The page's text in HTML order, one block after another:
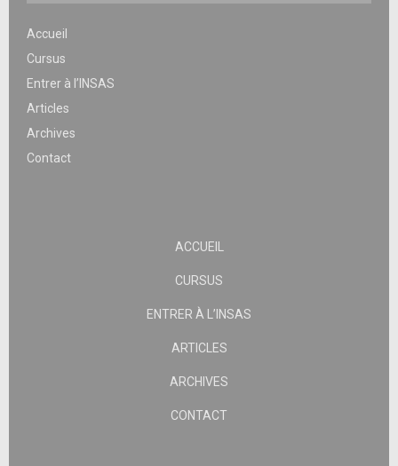
Accueil
Cursus
Entrer à l’INSAS
Articles
Archives
Contact
ACCUEIL
CURSUS
ENTRER À L’INSAS
ARTICLES
ARCHIVES
CONTACT